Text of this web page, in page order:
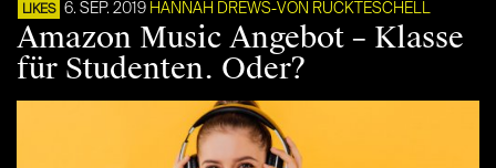
LIKES 6. SEP. 2019 HANNAH DREWS-VON RUCKTESCHELL
Amazon Music Angebot – Klasse
für Studenten. Oder?